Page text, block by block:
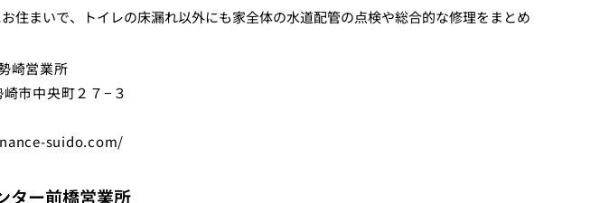
住まいで、トイレの床漏れ以外にも家全体の水道配管の点検や総合的な修理をまとめ
崎営業所
市中央町２７−３
suido.com/
ター前橋営業所